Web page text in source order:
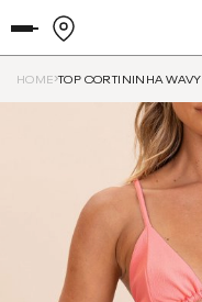
HOME TOP CORTININHA WAVY